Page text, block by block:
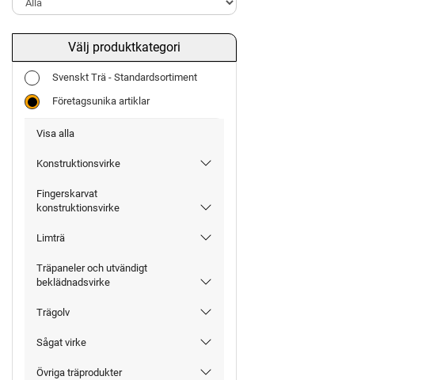
Välj produktkategori
Svenskt Trä - Standardsortiment
Företagsunika artiklar
Visa alla
Konstruktionsvirke
Fingerskarvat
konstruktionsvirke
Limträ
Träpaneler och utvändigt
beklädnadsvirke
Trägolv
Sågat virke
Övriga träprodukter